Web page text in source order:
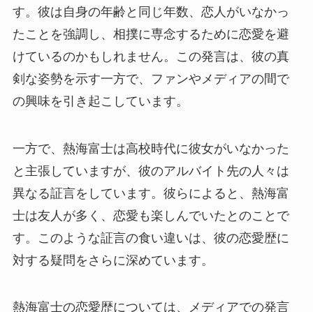
す。彼は自身の年齢と同じ年数、恋人がいなかっ
たことを強調し、相撲に専念するために恋愛を避
けているのかもしれません。この発言は、彼の真
剣な姿勢を示す一方で、ファンやメディアの間で
の興味を引き起こしています。
一方で、熱海富士は高校時代に彼女がいなかった
と主張していますが、彼のアルバイト先の人々は
異なる証言をしています。彼らによると、熱海富
士は友人が多く、恋愛も楽しんでいたとのことで
す。このような証言の食い違いは、彼の恋愛歴に
対する疑問をさらに深めています。
熱海富士の恋愛歴については、メディアでの発言